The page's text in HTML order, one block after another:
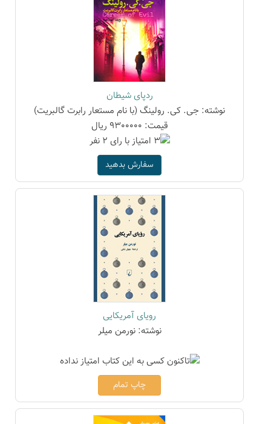
ردپای شیطان
نوشته: جی. کی. رولینگ (با نام مستعار رابرت گالبریت)
قیمت: 9300000 ریال
سفارش بدهید
رویای آمریکایی
نوشته: نورمن میلر
چاپ تمام